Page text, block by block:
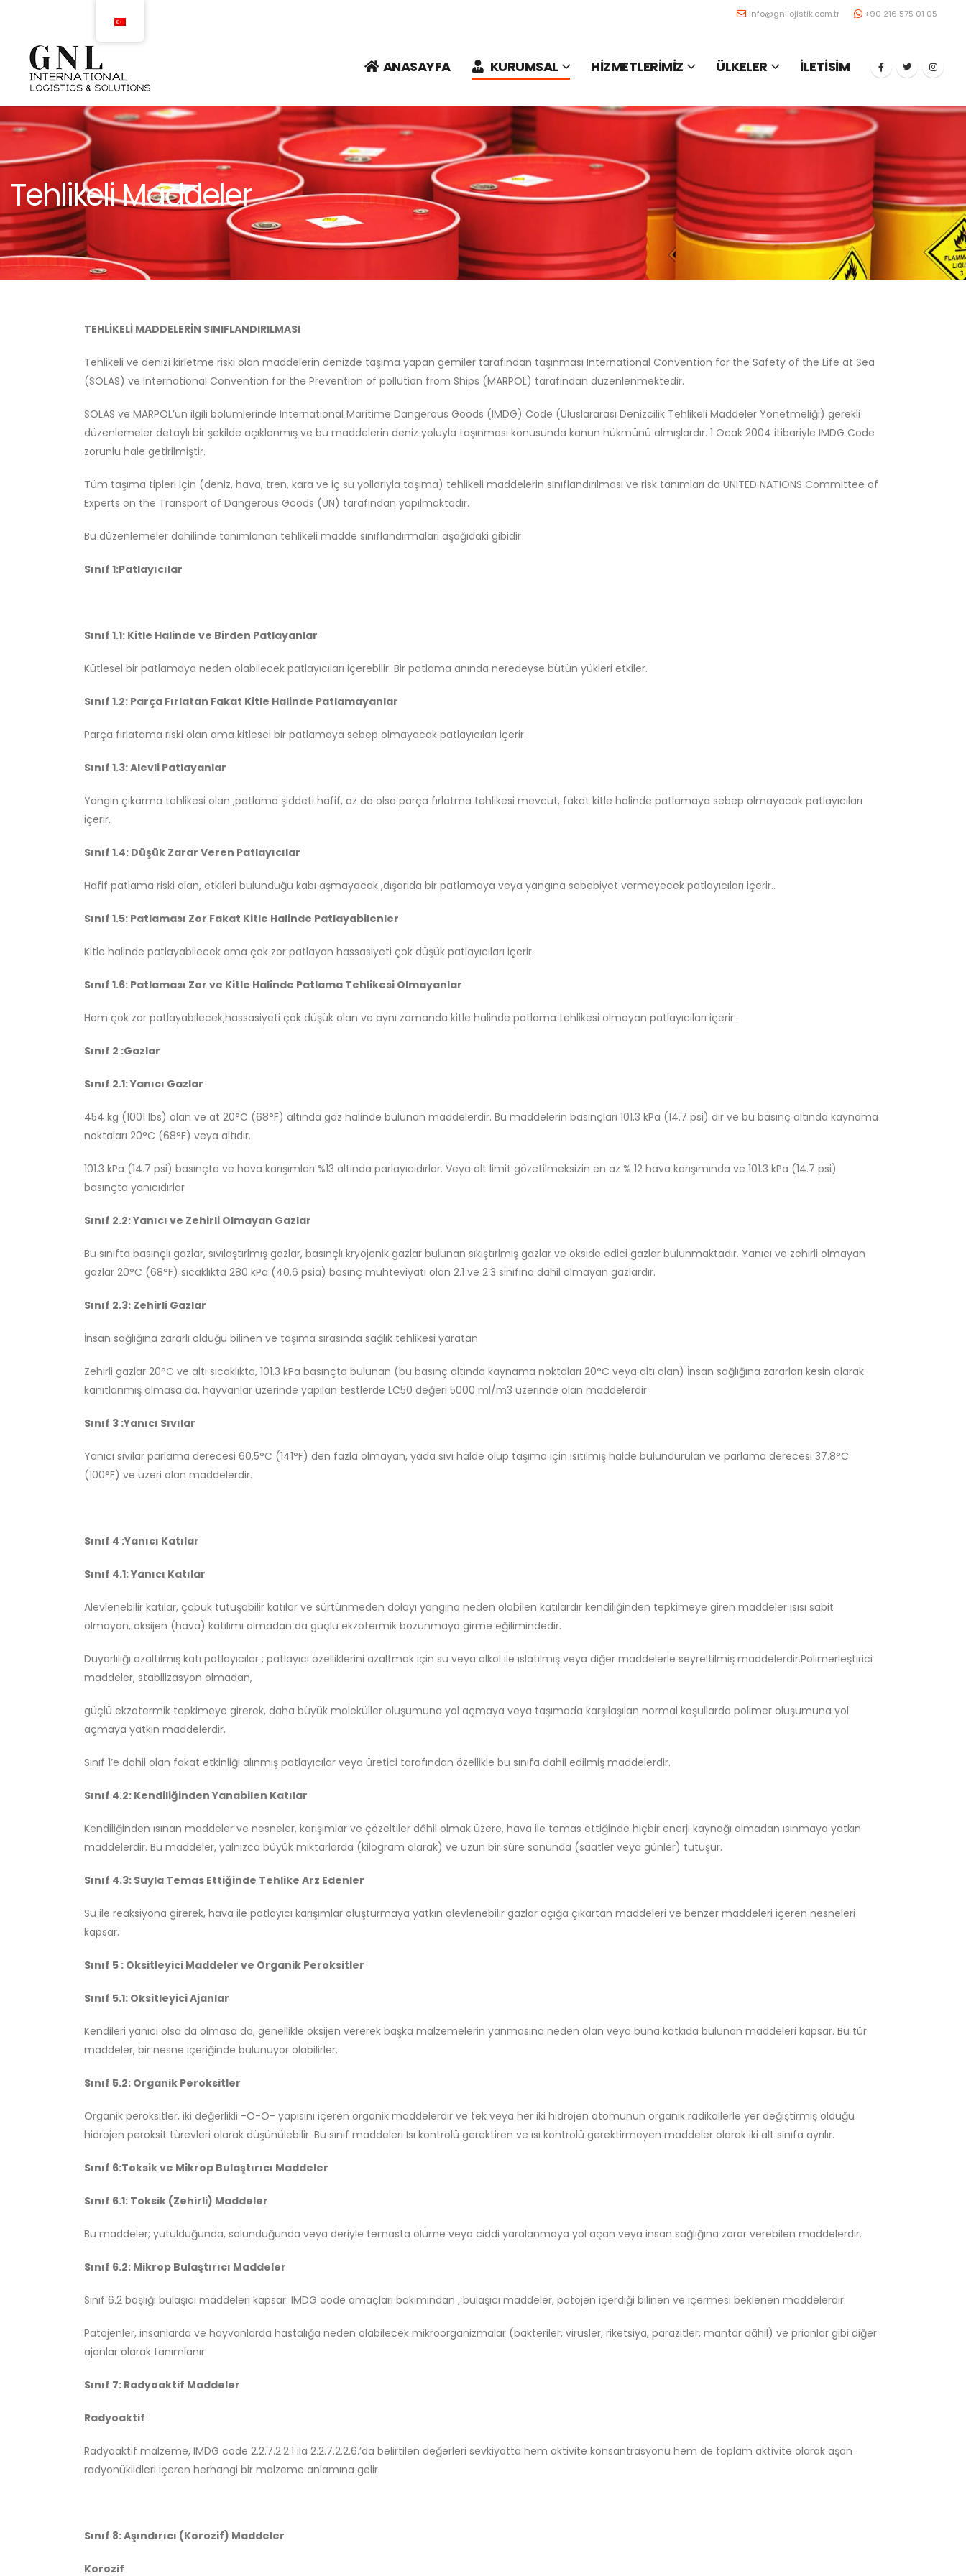
info@gnllojistik.com.tr +90 216 575 01 05
ANASAYFA KURUMSAL HİZMETLERİMİZ ÜLKELER İLETİSİM
Tehlikeli Maddeler
TEHLİKELİ MADDELERİN SINIFLANDIRILMASI
Tehlikeli ve denizi kirletme riski olan maddelerin denizde taşıma yapan gemiler tarafından taşınması International Convention for the Safety of the Life at Sea
(SOLAS) ve International Convention for the Prevention of pollution from Ships (MARPOL) tarafından düzenlenmektedir.
SOLAS ve MARPOL’un ilgili bölümlerinde International Maritime Dangerous Goods (IMDG) Code (Uluslararası Denizcilik Tehlikeli Maddeler Yönetmeliği) gerekli
düzenlemeler detaylı bir şekilde açıklanmış ve bu maddelerin deniz yoluyla taşınması konusunda kanun hükmünü almışlardır. 1 Ocak 2004 itibariyle IMDG Code
zorunlu hale getirilmiştir.
Tüm taşıma tipleri için (deniz, hava, tren, kara ve iç su yollarıyla taşıma) tehlikeli maddelerin sınıflandırılması ve risk tanımları da UNITED NATIONS Committee of
Experts on the Transport of Dangerous Goods (UN) tarafından yapılmaktadır.
Bu düzenlemeler dahilinde tanımlanan tehlikeli madde sınıflandırmaları aşağıdaki gibidir
Sınıf 1:Patlayıcılar
Sınıf 1.1: Kitle Halinde ve Birden Patlayanlar
Kütlesel bir patlamaya neden olabilecek patlayıcıları içerebilir. Bir patlama anında neredeyse bütün yükleri etkiler.
Sınıf 1.2: Parça Fırlatan Fakat Kitle Halinde Patlamayanlar
Parça fırlatama riski olan ama kitlesel bir patlamaya sebep olmayacak patlayıcıları içerir.
Sınıf 1.3: Alevli Patlayanlar
Yangın çıkarma tehlikesi olan ,patlama şiddeti hafif, az da olsa parça fırlatma tehlikesi mevcut, fakat kitle halinde patlamaya sebep olmayacak patlayıcıları
içerir.
Sınıf 1.4: Düşük Zarar Veren Patlayıcılar
Hafif patlama riski olan, etkileri bulunduğu kabı aşmayacak ,dışarıda bir patlamaya veya yangına sebebiyet vermeyecek patlayıcıları içerir..
Sınıf 1.5: Patlaması Zor Fakat Kitle Halinde Patlayabilenler
Kitle halinde patlayabilecek ama çok zor patlayan hassasiyeti çok düşük patlayıcıları içerir.
Sınıf 1.6: Patlaması Zor ve Kitle Halinde Patlama Tehlikesi Olmayanlar
Hem çok zor patlayabilecek,hassasiyeti çok düşük olan ve aynı zamanda kitle halinde patlama tehlikesi olmayan patlayıcıları içerir..
Sınıf 2 :Gazlar
Sınıf 2.1: Yanıcı Gazlar
454 kg (1001 lbs) olan ve at 20°C (68°F) altında gaz halinde bulunan maddelerdir. Bu maddelerin basınçları 101.3 kPa (14.7 psi) dir ve bu basınç altında kaynama
noktaları 20°C (68°F) veya altıdır.
101.3 kPa (14.7 psi) basınçta ve hava karışımları %13 altında parlayıcıdırlar. Veya alt limit gözetilmeksizin en az % 12 hava karışımında ve 101.3 kPa (14.7 psi)
basınçta yanıcıdırlar
Sınıf 2.2: Yanıcı ve Zehirli Olmayan Gazlar
Bu sınıfta basınçlı gazlar, sıvılaştırlmış gazlar, basınçlı kryojenik gazlar bulunan sıkıştırlmış gazlar ve okside edici gazlar bulunmaktadır. Yanıcı ve zehirli olmayan
gazlar 20°C (68°F) sıcaklıkta 280 kPa (40.6 psia) basınç muhteviyatı olan 2.1 ve 2.3 sınıfına dahil olmayan gazlardır.
Sınıf 2.3: Zehirli Gazlar
İnsan sağlığına zararlı olduğu bilinen ve taşıma sırasında sağlık tehlikesi yaratan
Zehirli gazlar 20°C ve altı sıcaklıkta, 101.3 kPa basınçta bulunan (bu basınç altında kaynama noktaları 20°C veya altı olan) İnsan sağlığına zararları kesin olarak
kanıtlanmış olmasa da, hayvanlar üzerinde yapılan testlerde LC50 değeri 5000 ml/m3 üzerinde olan maddelerdir
Sınıf 3 :Yanıcı Sıvılar
Yanıcı sıvılar parlama derecesi 60.5°C (141°F) den fazla olmayan, yada sıvı halde olup taşıma için ısıtılmış halde bulundurulan ve parlama derecesi 37.8°C
(100°F) ve üzeri olan maddelerdir.
Sınıf 4 :Yanıcı Katılar
Sınıf 4.1: Yanıcı Katılar
Alevlenebilir katılar, çabuk tutuşabilir katılar ve sürtünmeden dolayı yangına neden olabilen katılardır kendiliğinden tepkimeye giren maddeler ısısı sabit
olmayan, oksijen (hava) katılımı olmadan da güçlü ekzotermik bozunmaya girme eğilimindedir.
Duyarlılığı azaltılmış katı patlayıcılar ; patlayıcı özelliklerini azaltmak için su veya alkol ile ıslatılmış veya diğer maddelerle seyreltilmiş maddelerdir.Polimerleştirici
maddeler, stabilizasyon olmadan,
güçlü ekzotermik tepkimeye girerek, daha büyük moleküller oluşumuna yol açmaya veya taşımada karşılaşılan normal koşullarda polimer oluşumuna yol
açmaya yatkın maddelerdir.
Sınıf 1’e dahil olan fakat etkinliği alınmış patlayıcılar veya üretici tarafından özellikle bu sınıfa dahil edilmiş maddelerdir.
Sınıf 4.2: Kendiliğinden Yanabilen Katılar
Kendiliğinden ısınan maddeler ve nesneler, karışımlar ve çözeltiler dâhil olmak üzere, hava ile temas ettiğinde hiçbir enerji kaynağı olmadan ısınmaya yatkın
maddelerdir. Bu maddeler, yalnızca büyük miktarlarda (kilogram olarak) ve uzun bir süre sonunda (saatler veya günler) tutuşur.
Sınıf 4.3: Suyla Temas Ettiğinde Tehlike Arz Edenler
Su ile reaksiyona girerek, hava ile patlayıcı karışımlar oluşturmaya yatkın alevlenebilir gazlar açığa çıkartan maddeleri ve benzer maddeleri içeren nesneleri
kapsar.
Sınıf 5 : Oksitleyici Maddeler ve Organik Peroksitler
Sınıf 5.1: Oksitleyici Ajanlar
Kendileri yanıcı olsa da olmasa da, genellikle oksijen vererek başka malzemelerin yanmasına neden olan veya buna katkıda bulunan maddeleri kapsar. Bu tür
maddeler, bir nesne içeriğinde bulunuyor olabilirler.
Sınıf 5.2: Organik Peroksitler
Organik peroksitler, iki değerlikli -O-O- yapısını içeren organik maddelerdir ve tek veya her iki hidrojen atomunun organik radikallerle yer değiştirmiş olduğu
hidrojen peroksit türevleri olarak düşünülebilir. Bu sınıf maddeleri Isı kontrolü gerektiren ve ısı kontrolü gerektirmeyen maddeler olarak iki alt sınıfa ayrılır.
Sınıf 6:Toksik ve Mikrop Bulaştırıcı Maddeler
Sınıf 6.1: Toksik (Zehirli) Maddeler
Bu maddeler; yutulduğunda, solunduğunda veya deriyle temasta ölüme veya ciddi yaralanmaya yol açan veya insan sağlığına zarar verebilen maddelerdir.
Sınıf 6.2: Mikrop Bulaştırıcı Maddeler
Sınıf 6.2 başlığı bulaşıcı maddeleri kapsar. IMDG code amaçları bakımından , bulaşıcı maddeler, patojen içerdiği bilinen ve içermesi beklenen maddelerdir.
Patojenler, insanlarda ve hayvanlarda hastalığa neden olabilecek mikroorganizmalar (bakteriler, virüsler, riketsiya, parazitler, mantar dâhil) ve prionlar gibi diğer
ajanlar olarak tanımlanır.
Sınıf 7: Radyoaktif Maddeler
Radyoaktif
Radyoaktif malzeme, IMDG code 2.2.7.2.2.1 ila 2.2.7.2.2.6.’da belirtilen değerleri sevkiyatta hem aktivite konsantrasyonu hem de toplam aktivite olarak aşan
radyonüklidleri içeren herhangi bir malzeme anlamına gelir.
Sınıf 8: Aşındırıcı (Korozif) Maddeler
Korozif